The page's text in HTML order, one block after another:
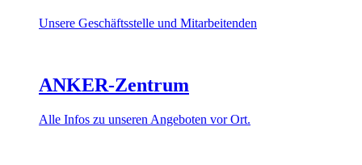
Unsere Geschäftsstelle und Mitarbeitenden
ANKER-Zentrum
Alle Infos zu unseren Angeboten vor Ort.